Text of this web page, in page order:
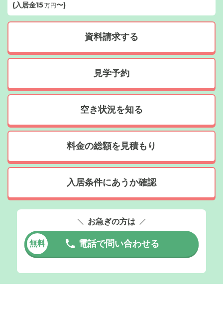
(入居金15万円〜)
資料請求する
見学予約
空き状況を知る
料金の総額を見積もり
入居条件にあうか確認
お急ぎの方は
無料 電話で問い合わせる